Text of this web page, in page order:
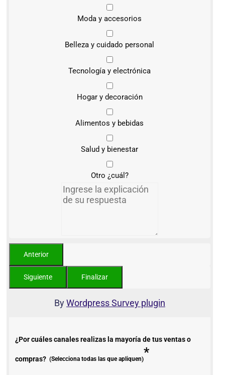
Moda y accesorios
Belleza y cuidado personal
Tecnología y electrónica
Hogar y decoración
Alimentos y bebidas
Salud y bienestar
Otro ¿cuál?
ByWordpress Survey plugin
¿Por cuáles canales realizas la mayoría de tus ventas o
compras? (Selecciona todas las que apliquen)*